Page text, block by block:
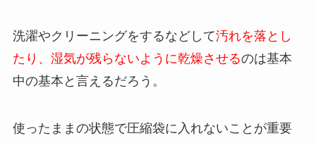
洗濯やクリーニングをするなどして汚れを落とし
たり、湿気が残らないように乾燥させるのは基本
中の基本と言えるだろう。
使ったままの状態で圧縮袋に入れないことが重要